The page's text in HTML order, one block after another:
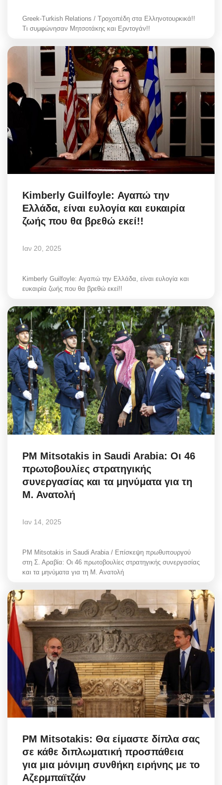
Greek-Turkish Relations / Τροχοπέδη στα Ελληνοτουρκικά!!
Τι συμφώνησαν Μητσοτάκης και Ερντογάν!!
Kimberly Guilfoyle: Αγαπώ την
Ελλάδα, είναι ευλογία και ευκαιρία
ζωής που θα βρεθώ εκεί!!
Ιαν 20, 2025
Kimberly Guilfoyle: Αγαπώ την Ελλάδα, είναι ευλογία και
ευκαιρία ζωής που θα βρεθώ εκεί!!
PM Mitsotakis in Saudi Arabia: Οι 46
πρωτοβουλίες στρατηγικής
συνεργασίας και τα μηνύματα για τη
Μ. Ανατολή
Ιαν 14, 2025
PM Mitsotakis in Saudi Arabia / Επίσκεψη πρωθυπουργού
στη Σ. Αραβία: Οι 46 πρωτοβουλίες στρατηγικής συνεργασίας
και τα μηνύματα για τη Μ. Ανατολή
PM Mitsotakis: Θα είμαστε δίπλα σας
σε κάθε διπλωματική προσπάθεια
για μια μόνιμη συνθήκη ειρήνης με το
Αζερμπαϊτζάν